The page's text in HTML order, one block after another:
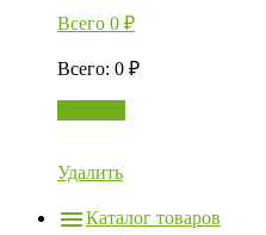
Всего 0 ₽
Всего: 0 ₽
Удалить
Каталог товаров